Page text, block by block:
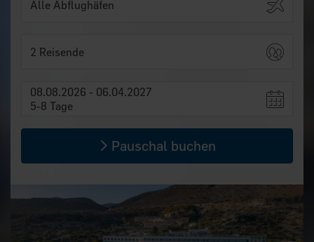
2 Reisende
08.08.2026 - 06.04.2027
5-8 Tage
Pauschal buchen